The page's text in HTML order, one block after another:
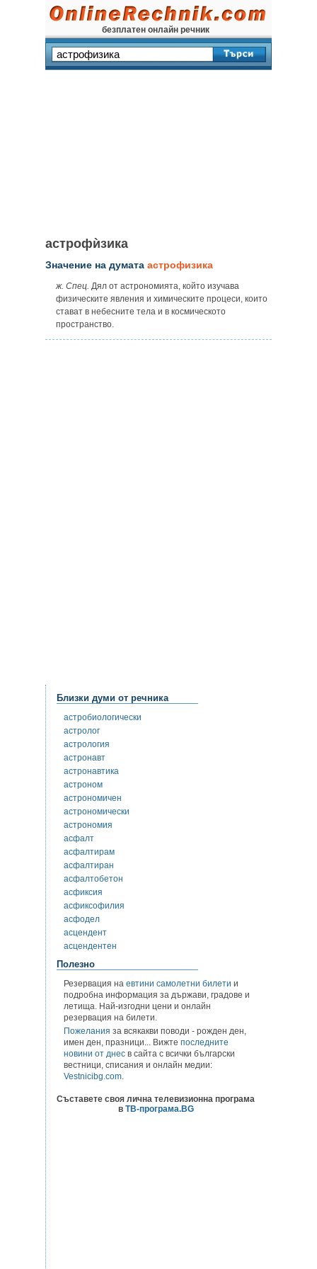
безплатен онлайн речник
астрофѝзика
Значение на думата астрофизика
ж. Спец. Дял от астрономията, който изучава
физическите явления и химическите процеси, които
стават в небесните тела и в космическото
пространство.
Близки думи от речника
астробиологически
астролог
астрология
астронавт
астронавтика
астроном
астрономичен
астрономически
астрономия
асфалт
асфалтирам
асфалтиран
асфалтобетон
асфиксия
асфиксофилия
асфодел
асцендент
асцендентен
Полезно
Резервация на евтини самолетни билети и
подробна информация за държави, градове и
летища. Най-изгодни цени и онлайн
резервация на билети.
Пожелания за всякакви поводи - рожден ден,
имен ден, празници... Вижте последните
новини от днес в сайта с всички български
вестници, списания и онлайн медии:
Vestnicibg.com.
Съставете своя лична телевизионна програма
в ТВ-програма.BG